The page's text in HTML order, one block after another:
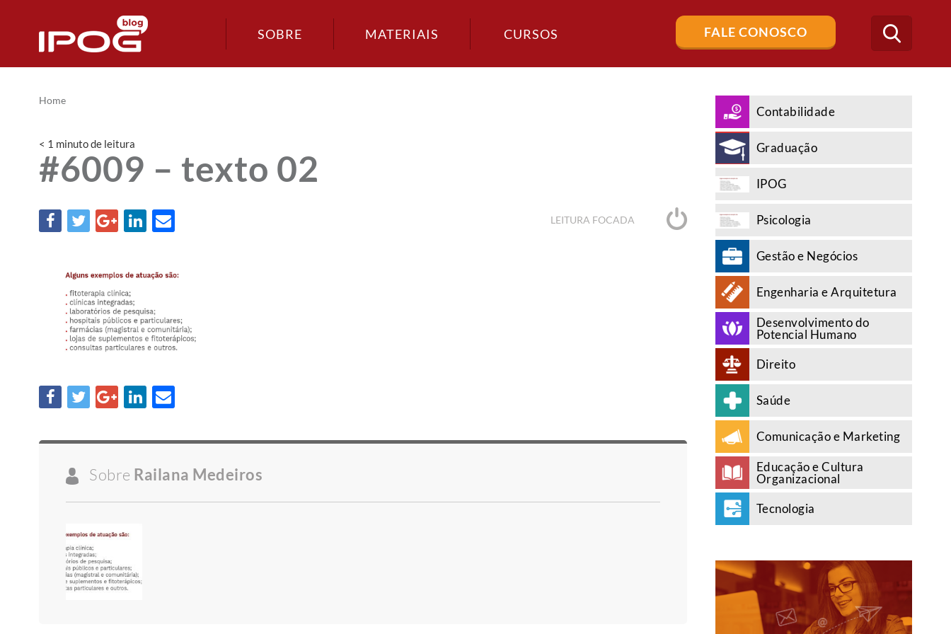
SOBRE MATERIAIS CURSOS FALE CONOSCO
Buscar
no
blog
Home
< 1 minutode leitura
#6009 – texto 02
LEITURA FOCADA
Sobre Railana Medeiros
Contabilidade
Graduação
IPOG
Psicologia
Gestão e Negócios
Engenharia e Arquitetura
Desenvolvimento do
Potencial Humano
Direito
Saúde
Comunicação e Marketing
Educação e Cultura
Organizacional
Tecnologia